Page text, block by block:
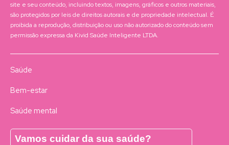
site e seu conteúdo, incluindo textos, imagens, gráficos e outros materiais,
são protegidos por leis de direitos autorais e de propriedade intelectual. É
proibida a reprodução, distribuição ou uso não autorizado do conteúdo sem
permissão expressa da Kivid Saúde Inteligente LTDA.
Saúde
Bem-estar
Saúde mental
Vamos cuidar da sua saúde?